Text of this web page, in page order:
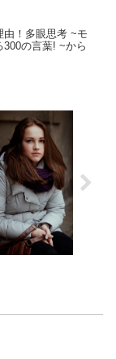
由！多眼思考 ~モ
300の言葉! ~から